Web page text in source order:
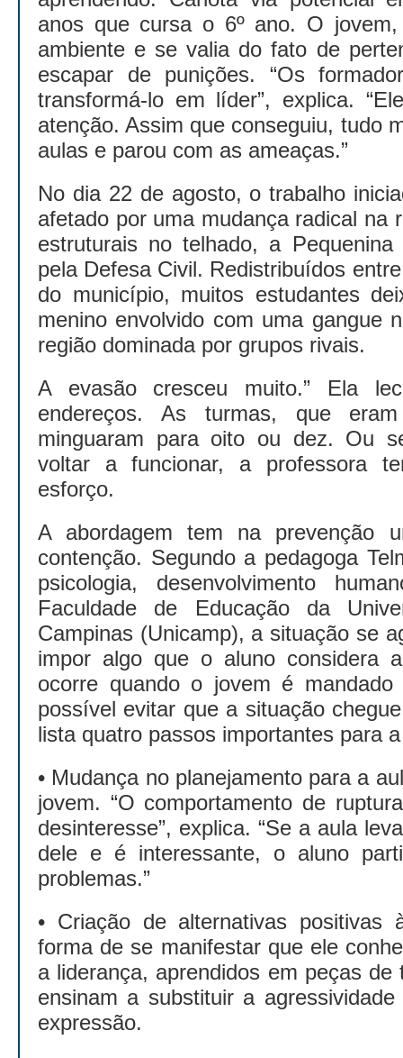
anos que cursa o 6º ano. O
ambiente e se valia do fato de
escapar de punições. “Os
transformá-lo em líder”, explica.
atenção. Assim que conseguiu, tudo
aulas e parou com as ameaças.”
No dia 22 de agosto, o trabalho
afetado por uma mudança radical na
estruturais no telhado, a
pela Defesa Civil. Redistribuídos
do município, muitos estudantes
menino envolvido com uma gangue
região dominada por grupos rivais.
A evasão cresceu muito.” Ela
endereços. As turmas, que
minguaram para oito ou dez. Ou
voltar a funcionar, a professora
esforço.
A abordagem tem na prevenção
contenção. Segundo a pedagoga
psicologia, desenvolvimento
Faculdade de Educação da
Campinas (Unicamp), a situação se
impor algo que o aluno considera
ocorre quando o jovem é
possível evitar que a situação
lista quatro passos importantes para
• Mudança no planejamento para a
jovem. “O comportamento de
desinteresse”, explica. “Se a aula
dele e é interessante, o aluno
problemas.”
• Criação de alternativas
forma de se manifestar que ele
a liderança, aprendidos em peças
ensinam a substituir a
expressão.